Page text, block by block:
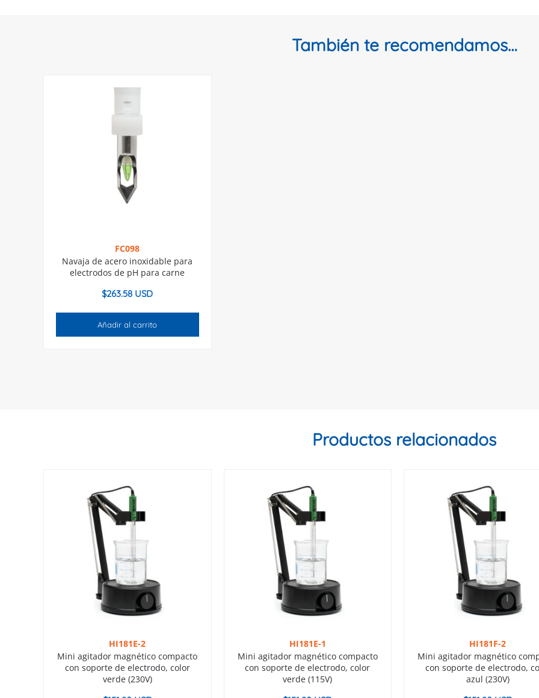
También te recomendamos…
FC098
Navaja de acero inoxidable para
electrodos de pH para carne
$263.58 USD
Añadir al carrito
Productos relacionados
HI181E-2
Mini agitador magnético compacto
con soporte de electrodo, color
verde (230V)
HI181E-1
Mini agitador magnético compacto
con soporte de electrodo, color
verde (115V)
HI181F-2
Mini agitador magnético
con soporte de electrodo,
azul (230V)